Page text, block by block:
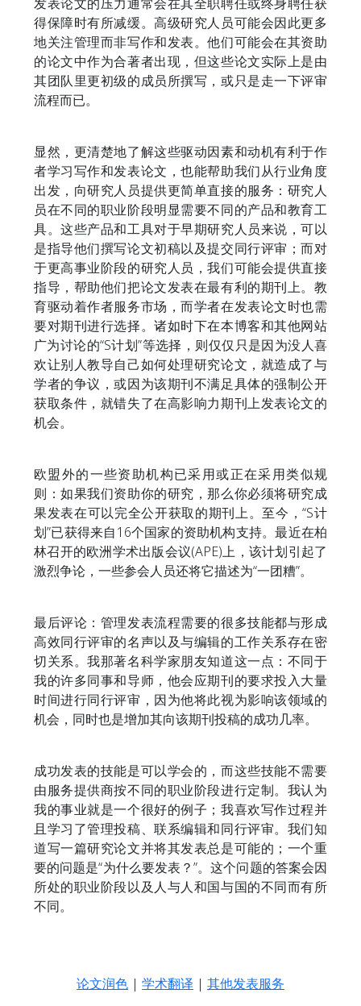
得保障时有所减缓。高级研究人员可能会因此更多
地关注管理而非写作和发表。他们可能会在其资助
的论文中作为合著者出现，但这些论文实际上是由
其团队里更初级的成员所撰写，或只是走一下评审
流程而已。
显然，更清楚地了解这些驱动因素和动机有利于作
者学习写作和发表论文，也能帮助我们从行业角度
出发，向研究人员提供更简单直接的服务：研究人
员在不同的职业阶段明显需要不同的产品和教育工
具。这些产品和工具对于早期研究人员来说，可以
是指导他们撰写论文初稿以及提交同行评审；而对
于更高事业阶段的研究人员，我们可能会提供直接
指导，帮助他们把论文发表在最有利的期刊上。教
育驱动着作者服务市场，而学者在发表论文时也需
要对期刊进行选择。诸如时下在本博客和其他网站
广为讨论的“S计划”等选择，则仅仅只是因为没人喜
欢让别人教导自己如何处理研究论文，就造成了与
学者的争议，或因为该期刊不满足具体的强制公开
获取条件，就错失了在高影响力期刊上发表论文的
机会。
欧盟外的一些资助机构已采用或正在采用类似规
则：如果我们资助你的研究，那么你必须将研究成
果发表在可以完全公开获取的期刊上。至今，“S计
划”已获得来自16个国家的资助机构支持。最近在柏
林召开的欧洲学术出版会议(APE)上，该计划引起了
激烈争论，一些参会人员还将它描述为“一团糟”。
最后评论：管理发表流程需要的很多技能都与形成
高效同行评审的名声以及与编辑的工作关系存在密
切关系。我那著名科学家朋友知道这一点：不同于
我的许多同事和导师，他会应期刊的要求投入大量
时间进行同行评审，因为他将此视为影响该领域的
机会，同时也是增加其向该期刊投稿的成功几率。
成功发表的技能是可以学会的，而这些技能不需要
由服务提供商按不同的职业阶段进行定制。我认为
我的事业就是一个很好的例子；我喜欢写作过程并
且学习了管理投稿、联系编辑和同行评审。我们知
道写一篇研究论文并将其发表总是可能的；一个重
要的问题是“为什么要发表？”。这个问题的答案会因
所处的职业阶段以及人与人和国与国的不同而有所
不同。
论文润色 | 学术翻译 | 其他发表服务